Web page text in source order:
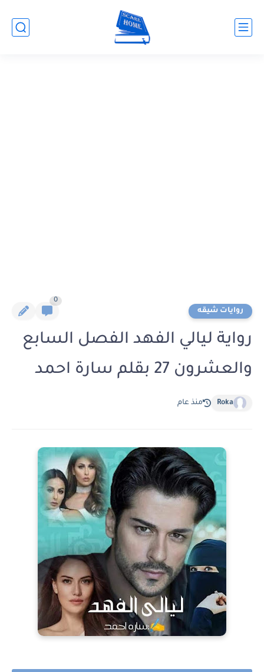
روايات شيقه
0
رواية ليالي الفهد الفصل السابع
والعشرون 27 بقلم سارة احمد
Roka منذ عام